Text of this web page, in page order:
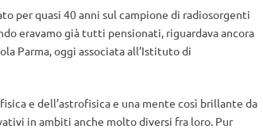
per quasi 40 anni sul campione di radiosorgenti
eravamo già tutti pensionati, riguardava ancora
Parma, oggi associata all’Istituto di
e dell’astrofisica e una mente così brillante da
in ambiti anche molto diversi fra loro. Pur